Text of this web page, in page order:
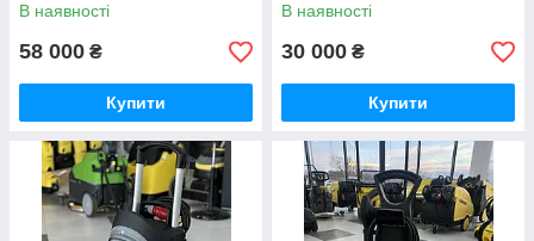
В наявності
58 000 ₴
Купити
В наявності
30 000 ₴
Купити